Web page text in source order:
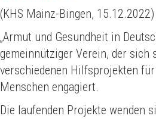
(KHS Mainz-Bingen, 15.12.2022)
„Armut und Gesundheit in
gemeinnütziger Verein, der sich
verschiedenen Hilfsprojekten
Menschen engagiert.
Die laufenden Projekte wenden